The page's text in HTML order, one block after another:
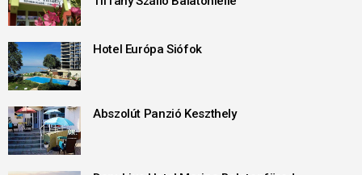
Hotel Európa Siófok
Abszolút Panzió Keszthely